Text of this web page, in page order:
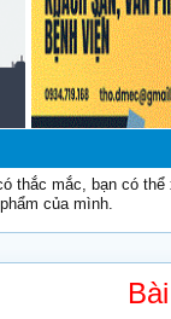
thắc mắc, bạn có
của mình.